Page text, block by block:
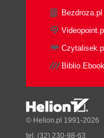
Bezdroza.pl
Videopoint.pl
Czytalisek.pl
© Helion.pl 1991-2026
tel. (32) 230-98-63